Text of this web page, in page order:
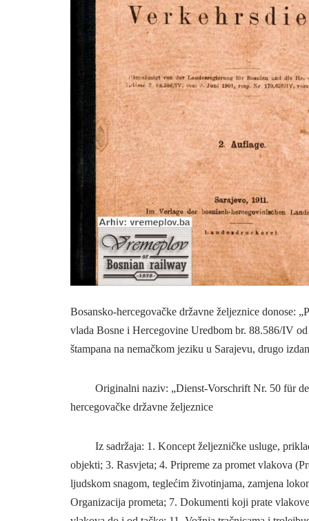
Bosansko-hercegovačke državne željeznice donose:
vlada Bosne i Hercegovine Uredbom br. 88.586/IV
štampana na nemačkom jeziku u Sarajevu, drugo
Originalni naziv: „Dienst-Vorschrift Nr. 50 für den
hercegovačke državne željeznice
Iz sadržaja: 1. Koncept željezničke usluge,
objekti; 3. Rasvjeta; 4. Pripreme za promet vlakova
ljudskom snagom, teglećim životinjama, zamjena
Organizacija prometa; 7. Dokumenti koji prate